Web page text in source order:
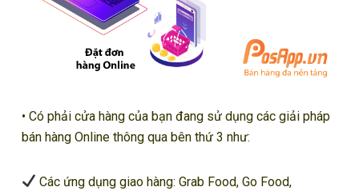
• Có phải cửa hàng của bạn đang sử dụng các giải pháp
bán hàng Online thông qua bên thứ 3 như:
Các ứng dụng giao hàng: Grab Food, Go Food,